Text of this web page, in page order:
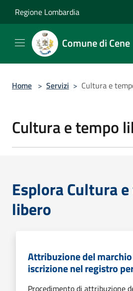
Regione Lombardia
Comune di Cene
Home > Servizi > Cultura e
Cultura e tempo
Esplora Cultura
libero
Attribuzione del marchio
iscrizione nel registro
Procedimento di attribuzione